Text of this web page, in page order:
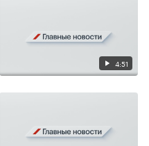
4:51